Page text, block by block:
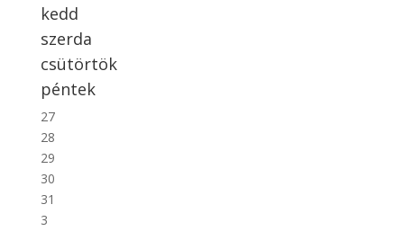
kedd
szerda
csütörtök
péntek
27
28
29
30
31
3